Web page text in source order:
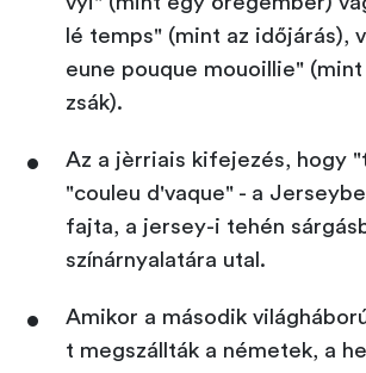
lé temps" (mint az időjárás),
eune pouque mouoillie"
zsák).
Az a jèrriais kifejezés, hogy
"couleu d'vaque" - a
fajta, a jersey-i tehén
színárnyalatára utal.
Amikor a második
t megszállták a németek, a